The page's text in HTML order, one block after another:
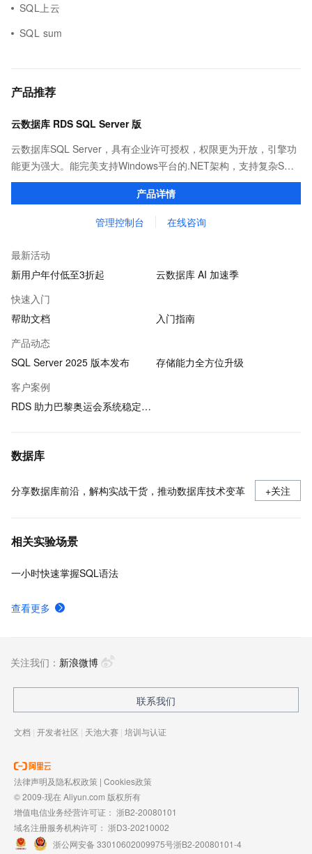
SQL上云
SQL sum
产品推荐
云数据库 RDS SQL Server 版
云数据库SQL Server，具有企业许可授权，权限更为开放，引擎功
能更为强大。能完美支持Windows平台的.NET架构，支持复杂SQL
查询，性能优秀，并有强大的可视化管理工具，帮助您轻松管理数
产品详情
管理控制台 在线咨询
最新活动
新用户年付低至3折起
云数据库 AI 加速季
快速入门
帮助文档
入门指南
产品动态
SQL Server 2025 版本发布
存储能力全方位升级
客户案例
RDS 助力巴黎奥运会系统稳定运行
数据库
分享数据库前沿，解构实战干货，推动数据库技术变革 +关注
相关实验场景
一小时快速掌握SQL语法
查看更多
关注我们： 新浪微博
联系我们
文档 | 开发者社区 | 天池大赛 | 培训与认证
法律声明及隐私权政策 | Cookies政策
© 2009-现在 Aliyun.com 版权所有
增值电信业务经营许可证： 浙B2-20080101
域名注册服务机构许可： 浙D3-20210002
浙公网安备 33010602009975号浙B2-20080101-4